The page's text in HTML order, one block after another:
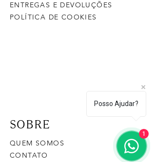
ENTREGAS E DEVOLUÇÕES
POLÍTICA DE COOKIES
SOBRE
QUEM SOMOS
CONTATO
Posso Ajudar?
1